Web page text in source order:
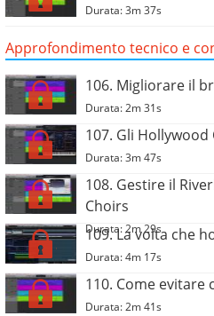
Durata: 3m 37s
Approfondimento tecnico e
106. Migliorare il
Durata: 2m 31s
107. Gli
Durata: 3m 47s
108. Gestire il
Choirs
Durata: 2m 29s
109. La volta che
Durata: 4m 17s
110. Come evitare
Durata: 2m 41s